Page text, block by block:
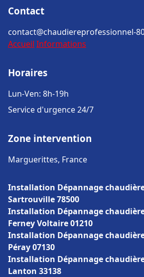
Contact
contact@chaudiereprofessionnel-
Accueil Informations
Horaires
Lun-Ven: 8h-19h
Service d'urgence 24/7
Zone intervention
Marguerittes, France
Installation Dépannage
Sartrouville 78500
Installation Dépannage
Ferney Voltaire 01210
Installation Dépannage
Péray 07130
Installation Dépannage
Lanton 33138